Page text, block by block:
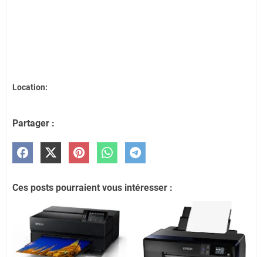
Location:
Partager :
Ces posts pourraient vous intéresser :